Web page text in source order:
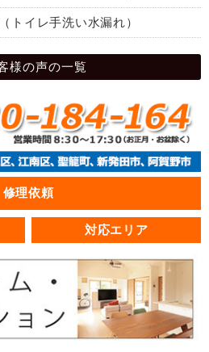
トイレ手洗い水漏れ）
様の声の一覧
修理依頼
対応エリア